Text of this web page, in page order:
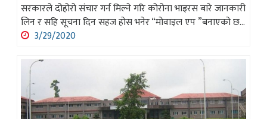
सरकारले दोहोरो संचार गर्न मिल्ने गरि कोरोना भाइरस बारे जानकारी
लिन र सहि सूचना दिन सहज होस भनेर “मोवाइल एप ”बनाएको छ...
3/29/2020